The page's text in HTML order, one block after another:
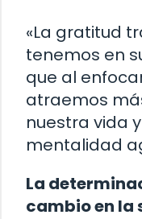
«La gratitud
tenemos en
que al
atraemos
nuestra vida
mentalidad
La
cambio en la